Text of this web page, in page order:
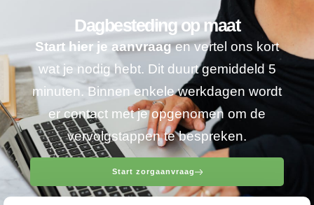
Dagbesteding op maat
Start hier je aanvraagen vertel ons kort
wat je nodig hebt. Dit duurt gemiddeld 5
minuten. Binnen enkele werkdagen wordt
er contact met je opgenomen om de
vervolgstappen te bespreken.
Start zorgaanvraag